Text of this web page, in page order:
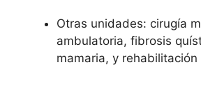
Otras unidades: cirugía
ambulatoria, fibrosis
mamaria, y rehabilitación